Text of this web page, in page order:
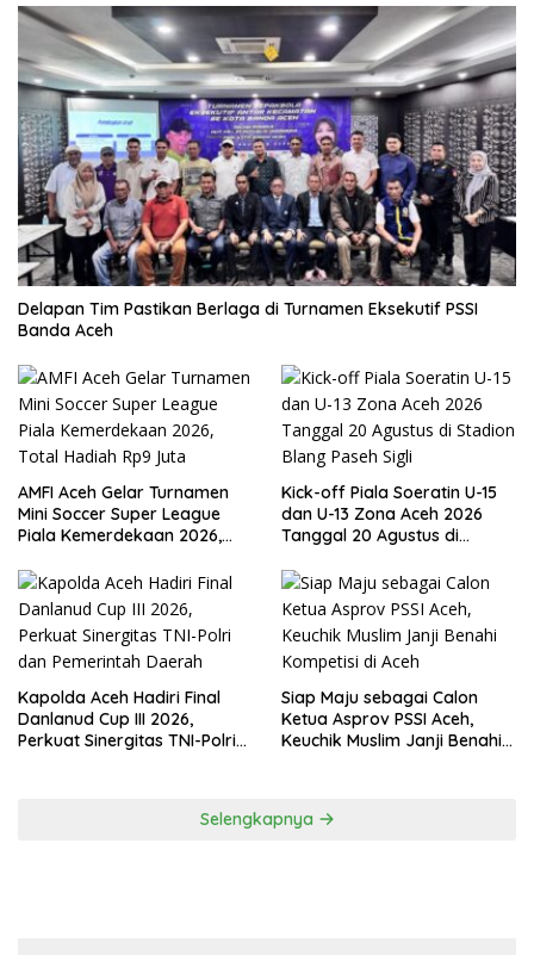
Delapan Tim Pastikan Berlaga di Turnamen Eksekutif PSSI
Banda Aceh
AMFI Aceh Gelar Turnamen
Mini Soccer Super League
Piala Kemerdekaan 2026,
Kick-off Piala Soeratin U-15
dan U-13 Zona Aceh 2026
Tanggal 20 Agustus di
Kapolda Aceh Hadiri Final
Danlanud Cup III 2026,
Perkuat Sinergitas TNI-Polri
Siap Maju sebagai Calon
Ketua Asprov PSSI Aceh,
Keuchik Muslim Janji Benahi
Selengkapnya